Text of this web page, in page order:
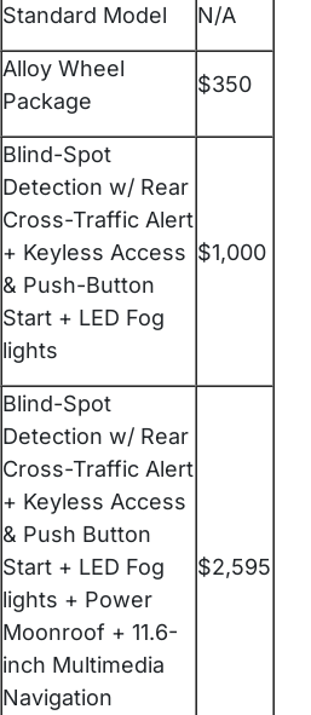
Standard Model N/A
Alloy Wheel
Package
$350
Blind-Spot
Detection w/ Rear
Cross-Traffic Alert
+ Keyless Access
& Push-Button
Start + LED Fog
lights
$1,000
Blind-Spot
Detection w/ Rear
Cross-Traffic Alert
+ Keyless Access
& Push Button
Start + LED Fog
lights + Power
Moonroof + 11.6-
inch Multimedia
Navigation
$2,595